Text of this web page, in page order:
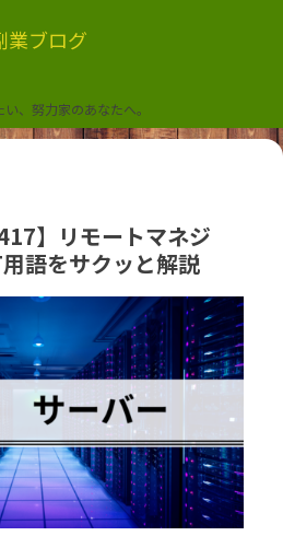
業ブログ
、努力家のあなたへ。
】リモートマネジ
語をサクッと解説